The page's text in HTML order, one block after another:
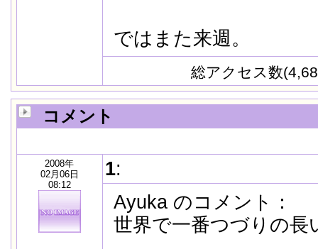
ではまた来週。
総アクセス数
コメント
2008年
02月06日
08:12
1:
Ayuka のコメント：
世界で一番つづりの長